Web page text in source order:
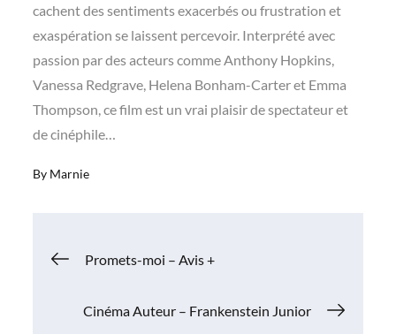
cachent des sentiments exacerbés ou frustration et
exaspération se laissent percevoir. Interprété avec
passion par des acteurs comme Anthony Hopkins,
Vanessa Redgrave, Helena Bonham-Carter et Emma
Thompson, ce film est un vrai plaisir de spectateur et
de cinéphile…
By Marnie
Navigation
de
Promets-moi – Avis +
Cinéma Auteur – Frankenstein Junior